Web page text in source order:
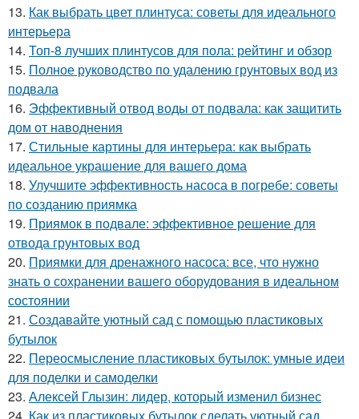
13. Как выбрать цвет плинтуса: советы для идеального
интерьера
14. Топ-8 лучших плинтусов для пола: рейтинг и обзор
15. Полное руководство по удалению грунтовых вод из
подвала
16. Эффективный отвод воды от подвала: как защитить
дом от наводнения
17. Стильные картины для интерьера: как выбрать
идеальное украшение для вашего дома
18. Улучшите эффективность насоса в погребе: советы
по созданию приямка
19. Приямок в подвале: эффективное решение для
отвода грунтовых вод
20. Приямки для дренажного насоса: все, что нужно
знать о сохранении вашего оборудования в идеальном
состоянии
21. Создавайте уютный сад с помощью пластиковых
бутылок
22. Переосмысление пластиковых бутылок: умные идеи
для поделки и самоделки
23. Алексей Глызин: лидер, который изменил бизнес